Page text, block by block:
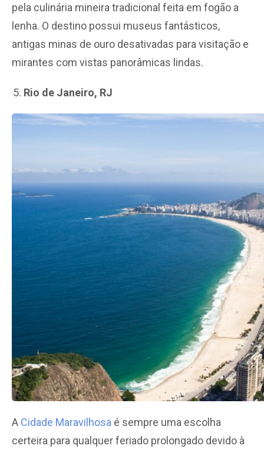
pela culinária mineira tradicional feita em fogão a
lenha. O destino possui museus fantásticos,
antigas minas de ouro desativadas para visitação e
mirantes com vistas panorâmicas lindas.
Rio de Janeiro, RJ
A Cidade Maravilhosa é sempre uma escolha
certeira para qualquer feriado prolongado devido à